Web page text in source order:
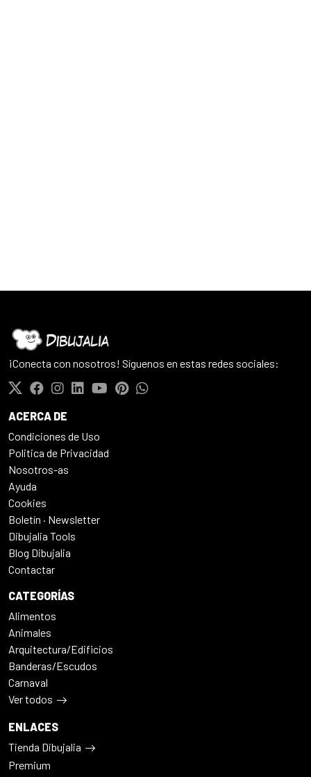
¡Conecta con nosotros! Síguenos en estas redes sociales:
ACERCA DE
Condiciones de Uso
Politica de Privacidad
Nosotros-as
Ayuda
Cookies
Boletín · Newsletter
Dibujalia Tools
Blog Dibujalia
Contactar
CATEGORÍAS
Alimentos
Animales
Arquitectura/Edificios
Banderas/Escudos
Carnaval
Ver todos
ENLACES
Tienda Dibujalia
Premium